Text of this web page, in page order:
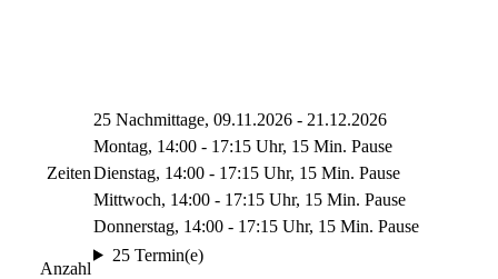
Zeiten
25 Nachmittage, 09.11.2026 - 21.12.2026
Montag, 14:00 - 17:15 Uhr, 15 Min. Pause
Dienstag, 14:00 - 17:15 Uhr, 15 Min. Pause
Mittwoch, 14:00 - 17:15 Uhr, 15 Min. Pause
Donnerstag, 14:00 - 17:15 Uhr, 15 Min. Pause
Anzahl
25 Termin(e)